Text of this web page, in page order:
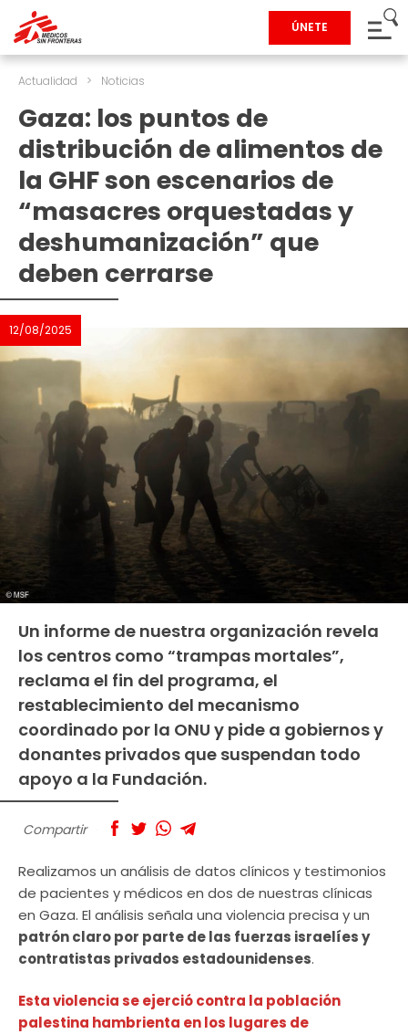
ÚNETE
Actualidad > Noticias
Gaza: los puntos de
distribución de alimentos de
la GHF son escenarios de
“masacres orquestadas y
deshumanización” que
deben cerrarse
12/08/2025
Un informe de nuestra organización revela
los centros como “trampas mortales”,
reclama el fin del programa, el
restablecimiento del mecanismo
coordinado por la ONU y pide a gobiernos y
donantes privados que suspendan todo
apoyo a la Fundación.
Compartir
Realizamos un análisis de datos clínicos y testimonios
de pacientes y médicos en dos de nuestras clínicas
en Gaza. El análisis señala una violencia precisa y un
patrón claro por parte de las fuerzas israelíes y
contratistas privados estadounidenses.
Esta violencia se ejerció contra la población
palestina hambrienta en los lugares de